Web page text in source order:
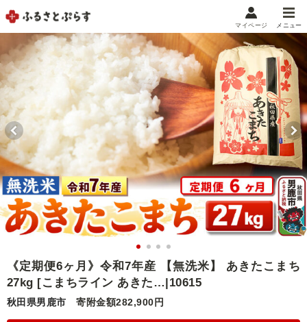
メニュー
マイメニュー
マイページ
お気に入り 閲覧履歴
メニュー
お礼の品から探す
お礼の品をカテゴリや金額で絞り込み
自治体から探す
ランキング
特集・おすすめ
マイページ
《定期便6ヶ月》令和7年産 【無洗米】 あきたこまち
27kg [こまちライン あきた…|10615
秋田県男鹿市 寄附金額282,900円